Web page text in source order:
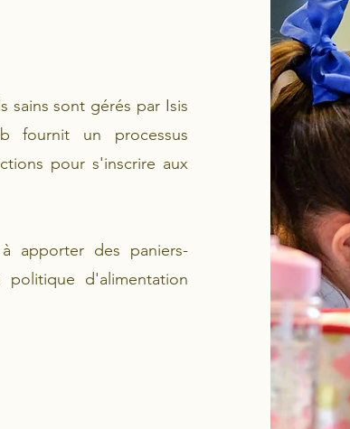
sains sont gérés par Isis
fournit un processus
pour s'inscrire aux
apporter des paniers-
d'alimentation